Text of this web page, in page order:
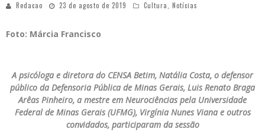
Redacao 23 de agosto de 2019 Cultura, Notícias
Foto: Márcia Francisco
A psicóloga e diretora do CENSA Betim, Natália Costa, o defensor
público da Defensoria Pública de Minas Gerais, Luis Renato Braga
Arêas Pinheiro, a mestre em Neurociências pela Universidade
Federal de Minas Gerais (UFMG), Virgínia Nunes Viana e outros
convidados, participaram da sessão